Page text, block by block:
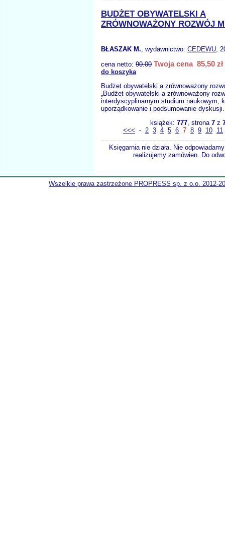
BUDŻET OBYWATELSKI A
ZRÓWNOWAŻONY ROZWÓJ
BŁASZAK M., wydawnictwo: CEDEWU,
cena netto: 90.00 Twoja cena 85,50 zł
do koszyka
Budżet obywatelski a zrównoważony
„Budżet obywatelski a zrównoważony
interdyscyplinarnym studium naukowym,
uporządkowanie i podsumowanie
książek: 777, strona 7z
<<< - 2 3 4 5 6 7 8 9 10 11
Księgarnia nie działa. Nie
realizujemy zamówien. Do
Wszelkie prawa zastrzeżone PROPRESS sp. z o.o. 2012-